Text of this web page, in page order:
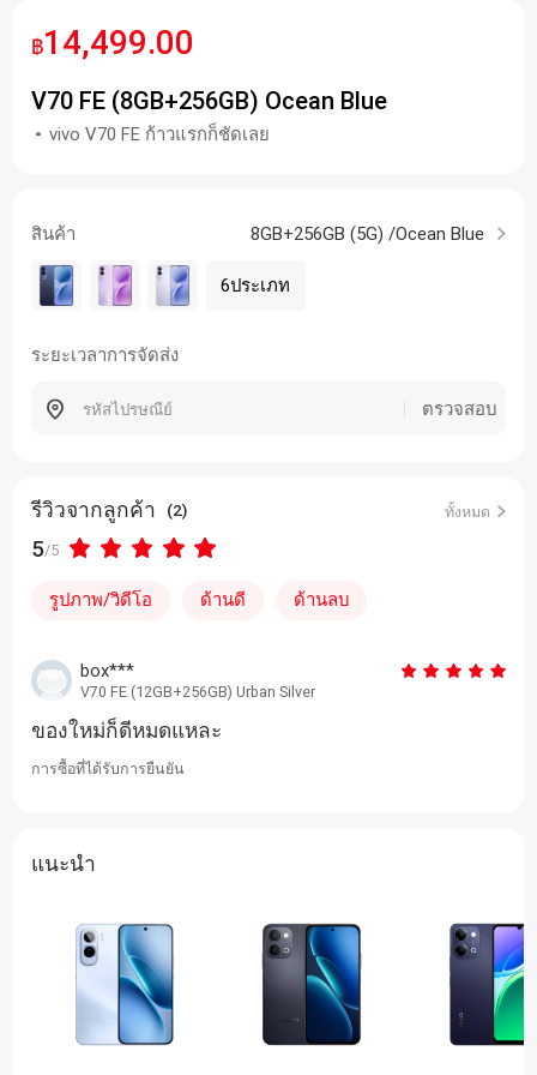
฿14,499.00
V70 FE (8GB+256GB) Ocean Blue
vivo V70 FE ก้าวแรกก็ชัดเลย
สินค้า 8GB+256GB (5G) /Ocean Blue
6ประเภท
ระยะเวลาการจัดส่ง
ตรวจสอบ
รีวิวจากลูกค้า (2) ทั้งหมด
5/5
รูปภาพ/วิดีโอ ด้านดี ด้านลบ
box***
V70 FE (12GB+256GB) Urban Silver
ของใหม่ก็ดีหมดแหละ
การซื้อที่ได้รับการยืนยัน
แนะนำ